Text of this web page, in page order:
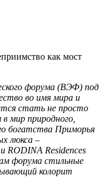
как мост
форума (ВЭФ) под
во имя мира и
стать не просто
мир природного,
богатства Приморья
люкса –
RODINA Residences
форума стильные
колорит